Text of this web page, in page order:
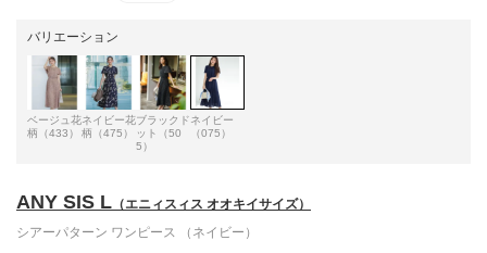
バリエーション
ベージュ花
柄（433）
ネイビー花
柄（475）
ブラックド
ット（50
5）
ネイビー
（075）
ANY SIS L （エニィスィス オオキイサイズ）
シアーパターン ワンピース （ネイビー）